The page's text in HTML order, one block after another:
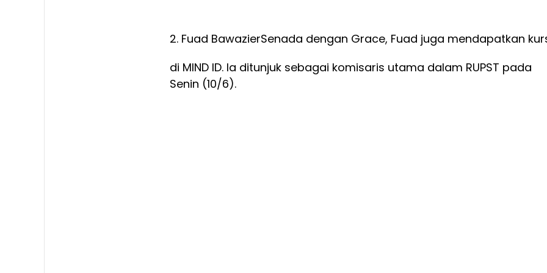
2. Fuad BawazierSenada dengan Grace, Fuad juga mendapatkan
di MIND ID. Ia ditunjuk sebagai komisaris utama dalam RUPST pada
Senin (10/6).